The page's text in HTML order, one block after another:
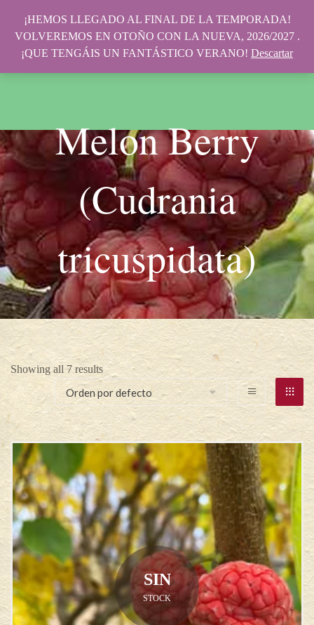
Melon Berry
(Cudrania
tricuspidata)
Showing all 7 results
SIN
STOCK
¡HEMOS LLEGADO AL FINAL DE LA TEMPORADA!
VOLVEREMOS EN OTOÑO CON LA NUEVA, 2026/2027 .
¡QUE TENGÁIS UN FANTÁSTICO VERANO! Descartar